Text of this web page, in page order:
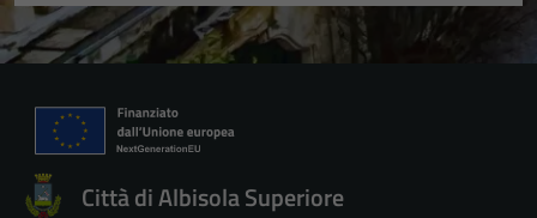
Città di Albisola Superiore